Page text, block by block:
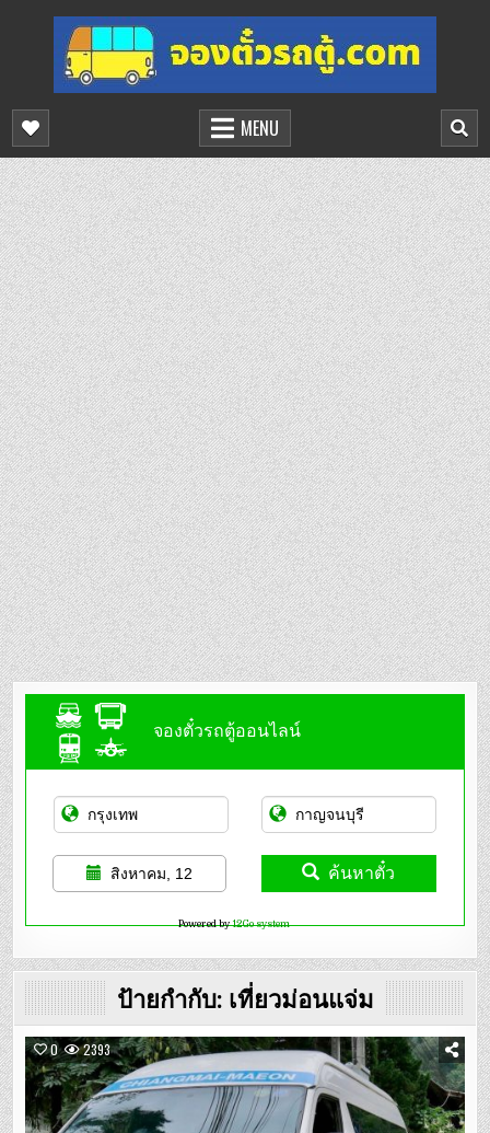
content
จองตั๋วรถตู้ออนไลน์
บริการจองตั๋วรถตู้ออนไลน์
MENU
จองตั๋วรถตู้ออนไลน์
สิงหาคม, 12 ค้นหาตั๋ว
Powered by12Go system
ป้ายกำกับ: เที่ยวม่อนแจ่ม
0 2393